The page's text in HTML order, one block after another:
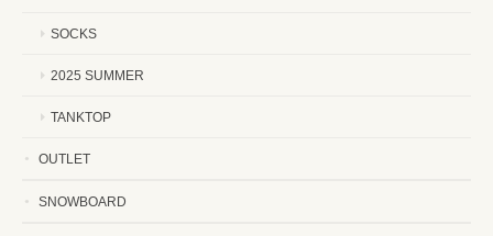
SOCKS
2025 SUMMER
TANKTOP
OUTLET
SNOWBOARD